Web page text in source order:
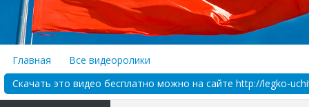
Главная
Все видеоролики
Скачать это видео бесплатно можно на сайте http://legko-